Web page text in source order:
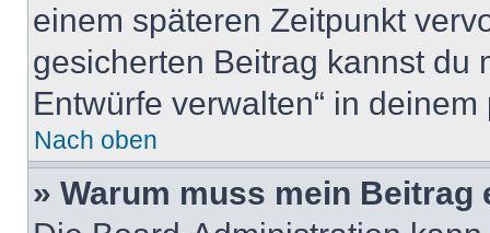
einem späteren Zeitpunkt
gesicherten Beitrag kannst du
Entwürfe verwalten“ in
Nach oben
» Warum muss mein